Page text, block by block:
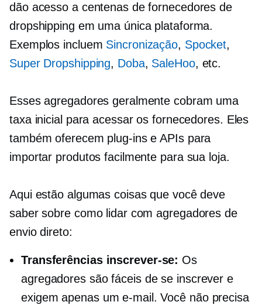
dão acesso a centenas de fornecedores de
dropshipping em uma única plataforma.
Exemplos incluem Sincronização, Spocket,
Super Dropshipping, Doba, SaleHoo, etc.
Esses agregadores geralmente cobram uma
taxa inicial para acessar os fornecedores. Eles
também oferecem plug-ins e APIs para
importar produtos facilmente para sua loja.
Aqui estão algumas coisas que você deve
saber sobre como lidar com agregadores de
envio direto:
Transferências inscrever-se: Os
agregadores são fáceis de se inscrever e
exigem apenas um e-mail. Você não precisa